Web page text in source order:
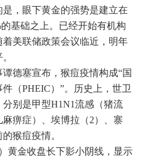
，眼下黄金的强势是建立在
基础之上。已经开始有机构
着美联储政策会议临近，明年
谭德塞宣布，猴痘疫情构成“国
（PHEIC）”。历史上，世卫
别是甲型H1N1流感（猪流
痹症）、埃博拉（2）、寨
猴痘疫情。
黄金收盘长下影小阴线，显示